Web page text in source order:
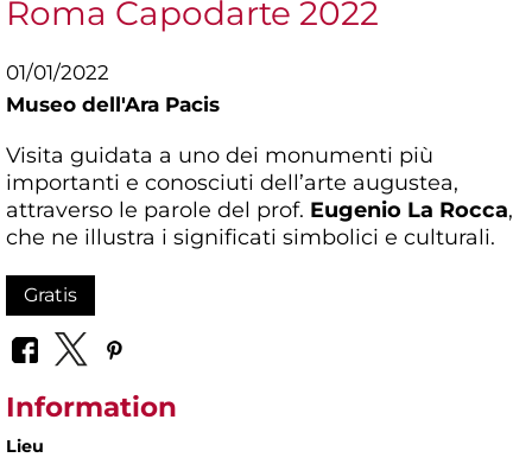
Roma Capodarte 2022
01/01/2022
Museo dell'Ara Pacis
Visita guidata a uno dei monumenti più
importanti e conosciuti dell’arte augustea,
attraverso le parole del prof. Eugenio La Rocca,
che ne illustra i significati simbolici e culturali.
Gratis
Information
Lieu